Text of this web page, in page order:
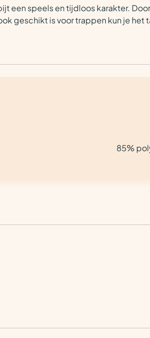
een speels en tijdloos karakter.
geschikt is voor trappen kun je
85%